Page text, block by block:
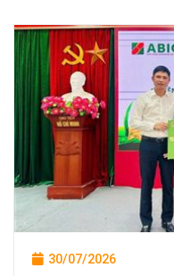
30/07/2026